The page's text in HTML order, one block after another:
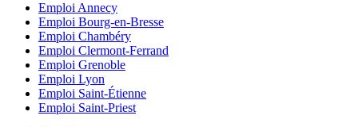
Emploi Annecy
Emploi Bourg-en-Bresse
Emploi Chambéry
Emploi Clermont-Ferrand
Emploi Grenoble
Emploi Lyon
Emploi Saint-Étienne
Emploi Saint-Priest